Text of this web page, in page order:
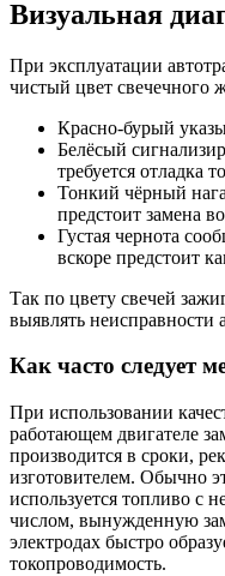
Визуальная
При эксплуатации
чистый цвет свечечного
Красно-бурый
Белёсый
требуется отладка
Тонкий чёрный
предстоит замена
Густая чернота
вскоре предстоит
Так по цвету свечей
выявлять неисправности
Как часто следует
При использовании
работающем двигателе
производится в сроки,
изготовителем. Обычно
используется топливо с
числом, вынужденную
электродах быстро
токопроводимость.